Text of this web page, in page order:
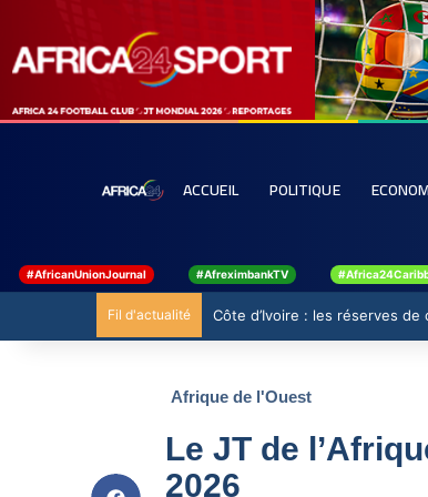
ACCUEIL POLITIQUE
#AfricanUnionJournal #AfreximbankTV
Fil d'actualité Côte d’Ivoire : les réserves
Afrique de l'Ouest
Le JT de
2026